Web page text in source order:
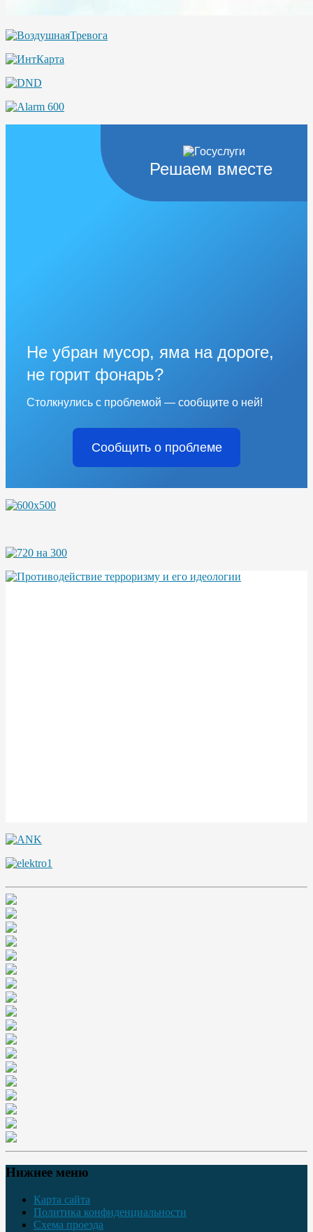
Решаем вместе
Не убран мусор, яма на дороге,
не горит фонарь?
Столкнулись с проблемой — сообщите о ней!
Сообщить о проблеме
Нижнее меню
Карта сайта
Политика конфиденциальности
Схема проезда